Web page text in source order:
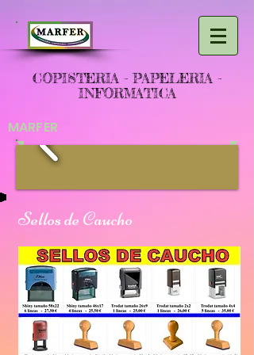
COPISTERIA - PAPELERIA -
INFORMATICA
MARFER
Sellos de Caucho